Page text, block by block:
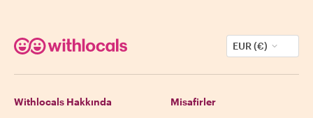
EUR (€)
Withlocals Hakkında Misafirler